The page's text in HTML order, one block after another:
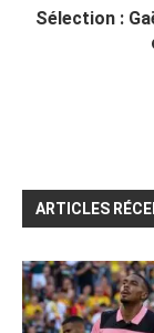
Sélection :
ARTICLES